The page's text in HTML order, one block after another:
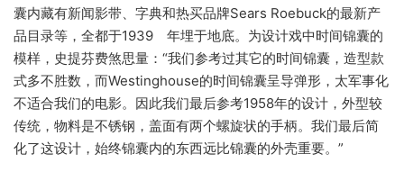
囊内藏有新闻影带、字典和热买品牌Sears Roebuck的最新产
品目录等，全都于1939 年埋于地底。为设计戏中时间锦囊的
模样，史提芬费煞思量：“我们参考过其它的时间锦囊，造型款
式多不胜数，而Westinghouse的时间锦囊呈导弹形，太军事化
不适合我们的电影。因此我们最后参考1958年的设计，外型较
传统，物料是不锈钢，盖面有两个螺旋状的手柄。我们最后简
化了这设计，始终锦囊内的东西远比锦囊的外壳重要。”